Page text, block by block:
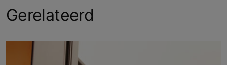
Gerelateerd